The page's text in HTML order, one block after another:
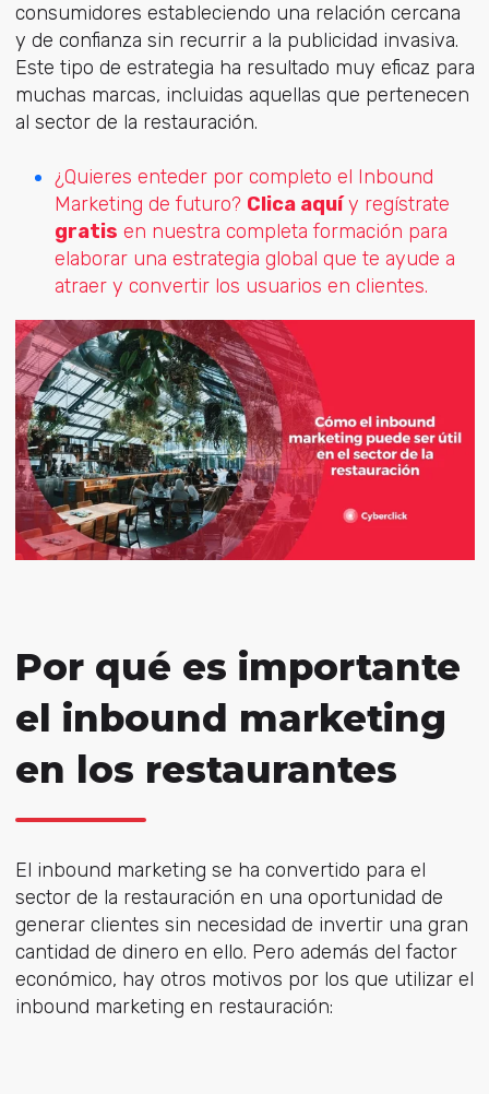
consumidores estableciendo una relación cercana
y de confianza sin recurrir a la publicidad invasiva.
Este tipo de estrategia ha resultado muy eficaz para
muchas marcas, incluidas aquellas que pertenecen
al sector de la restauración.
¿Quieres enteder por completo el Inbound
Marketing de futuro? Clica aquíy regístrate
gratis en nuestra completa formación para
elaborar una estrategia global que te ayude a
atraer y convertir los usuarios en clientes.
Por qué es importante
el inbound marketing
en los restaurantes
El inbound marketing se ha convertido para el
sector de la restauración en una oportunidad de
generar clientes sin necesidad de invertir una gran
cantidad de dinero en ello. Pero además del factor
económico, hay otros motivos por los que utilizar el
inbound marketing en restauración: